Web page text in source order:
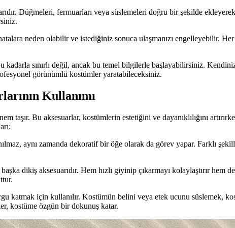
Düğmeleri, fermuarları veya süslemeleri doğru bir şekilde
neden olabilir ve istediğiniz sonuca ulaşmanızı engelleyebilir.
sınırlı değil, ancak bu temel bilgilerle başlayabilirsiniz.
görünümlü kostümler yaratabileceksiniz.
Kullanımı
taşır. Bu aksesuarlar, kostümlerin estetiğini ve dayanıklılığını
aynı zamanda dekoratif bir öğe olarak da görev yapar. Farklı
dikiş aksesuarıdır. Hem hızlı giyinip çıkarmayı kolaylaştırır hem
katmak için kullanılır. Kostümün belini veya etek ucunu süslemek,
kostüme özgün bir dokunuş katar.